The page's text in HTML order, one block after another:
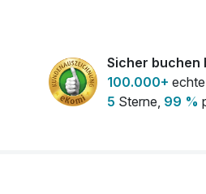
Sicher buchen
100.000+
5 Sterne, 99 %